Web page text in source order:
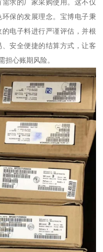
求的厂家采购使用。这不仅
保的发展理念。宝博电子秉
电子料进行严谨评估，并根
安全便捷的结算方式，让客
担心账期风险。